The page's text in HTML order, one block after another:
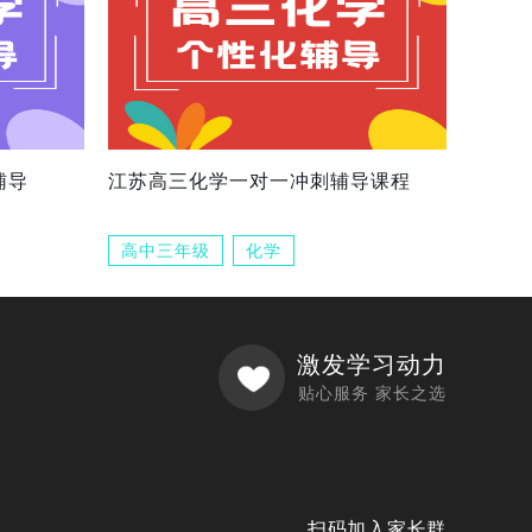
导 江苏高三化学一对一冲刺辅导课程
高中三年级 化学
激发学习动力
贴心服务 家长之选